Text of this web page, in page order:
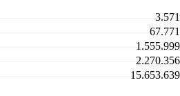
3.571
67.771
1.555.999
2.270.356
15.653.639